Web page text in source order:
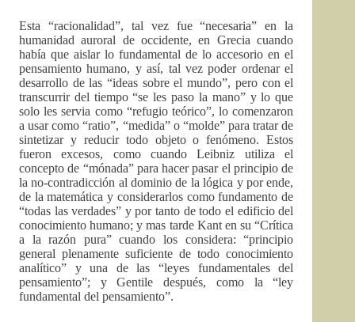
Esta “racionalidad”, tal vez fue “necesaria” en la
humanidad auroral de occidente, en Grecia cuando
había que aislar lo fundamental de lo accesorio en el
pensamiento humano, y así, tal vez poder ordenar el
desarrollo de las “ideas sobre el mundo”, pero con el
transcurrir del tiempo “se les paso la mano” y lo que
solo les servia como “refugio teórico”, lo comenzaron
a usar como “ratio”, “medida” o “molde” para tratar de
sintetizar y reducir todo objeto o fenómeno. Estos
fueron excesos, como cuando Leibniz utiliza el
concepto de “mónada” para hacer pasar el principio de
la no-contradicción al dominio de la lógica y por ende,
de la matemática y considerarlos como fundamento de
“todas las verdades” y por tanto de todo el edificio del
conocimiento humano; y mas tarde Kant en su “Crítica
a la razón pura” cuando los considera: “principio
general plenamente suficiente de todo conocimiento
analítico” y una de las “leyes fundamentales del
pensamiento”; y Gentile después, como la “ley
fundamental del pensamiento”.